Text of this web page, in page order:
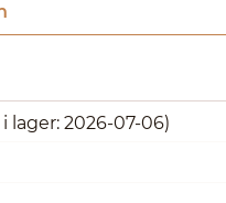
lager: 2026-07-06)